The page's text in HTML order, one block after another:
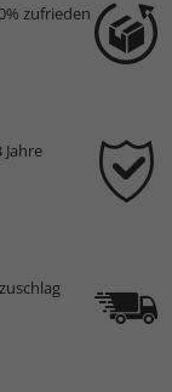
zufrieden
Jahre